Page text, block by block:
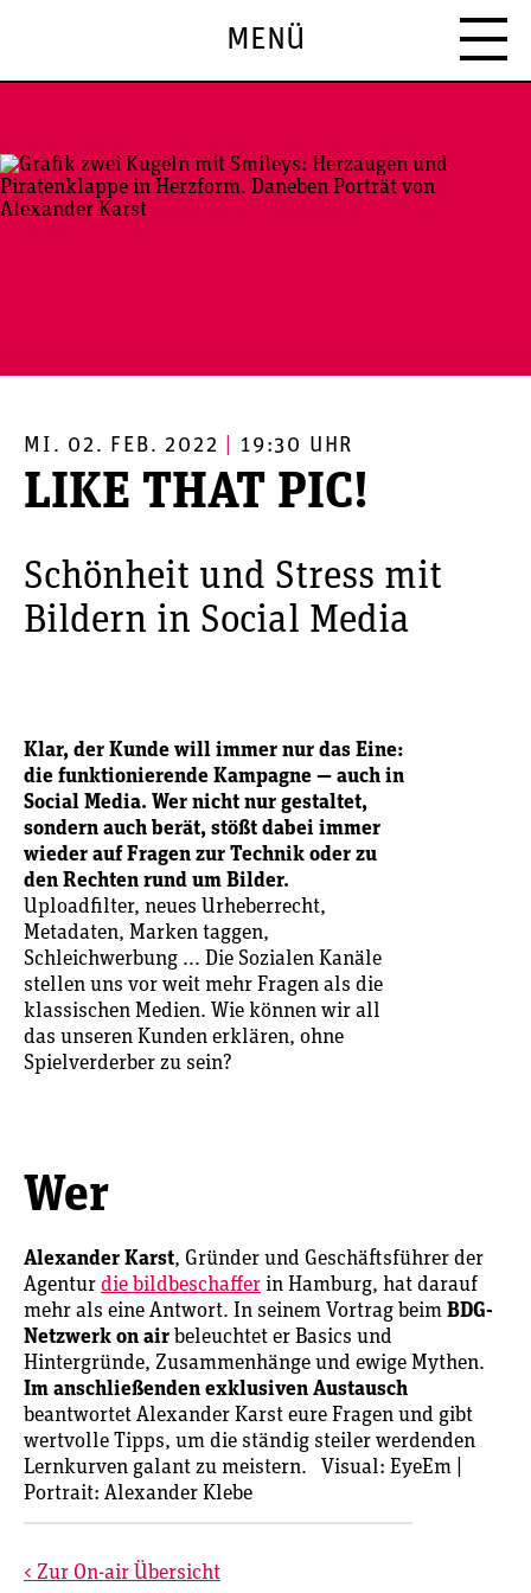
MENÜ
MI. 02. FEB. 2022 19:30 UHR
LIKE THAT PIC!
Schönheit und Stress mit
Bildern in Social Media
Klar, der Kunde will immer nur das Eine:
die funktionierende Kampagne — auch in
Social Media. Wer nicht nur gestaltet,
sondern auch berät, stößt dabei immer
wieder auf Fragen zur Technik oder zu
den Rechten rund um Bilder.
Uploadfilter, neues Urheberrecht,
Metadaten, Marken taggen,
Schleichwerbung … Die Sozialen Kanäle
stellen uns vor weit mehr Fragen als die
klassischen Medien. Wie können wir all
das unseren Kunden erklären, ohne
Spielverderber zu sein?
Wer
Alexander Karst, Gründer und Geschäftsführer der
Agentur die bildbeschaffer in Hamburg, hat darauf
mehr als eine Antwort. In seinem Vortrag beim BDG-
Netzwerk on air beleuchtet er Basics und
Hintergründe, Zusammenhänge und ewige Mythen.
Im anschließenden exklusiven Austausch
beantwortet Alexander Karst eure Fragen und gibt
wertvolle Tipps, um die ständig steiler werdenden
Lernkurven galant zu meistern. Visual: EyeEm |
Portrait: Alexander Klebe
< Zur On-air Übersicht